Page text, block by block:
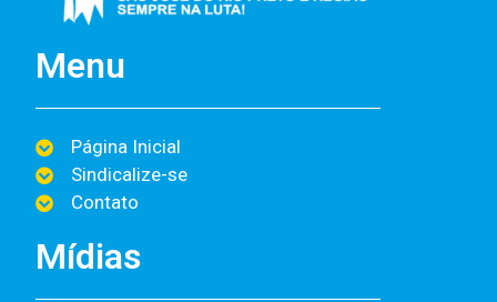
Menu
Página Inicial
Sindicalize-se
Contato
Mídias